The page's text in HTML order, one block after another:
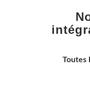
Toutes